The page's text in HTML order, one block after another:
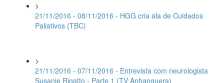
>
21/11/2016 - 08/11/2016 - HGG cria ala de Cuidados
Paliativos (TBC)
>
21/11/2016 - 07/11/2016 - Entrevista com neurologista
Susanie Rigatto - Parte 1 (TV Anhanguera)